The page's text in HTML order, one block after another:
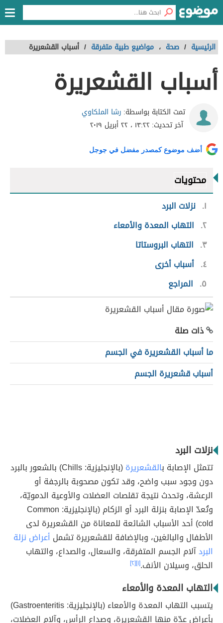
الرئيسية / صحة ، مواضيع طبية متفرقة / أسباب القشعريرة
أسباب القشعريرة
تمت الكتابة بواسطة: رشا الملكاوي
آخر تحديث:١٣:٢٢ ، ٢٢ أبريل ٢٠١٩
أضف موضوع كمصدر مفضل في جوجل
محتويات
١ نزلات البرد
٢ التهاب المعدة والأمعاء
٣
التهاب البروستاتا
٤ أسباب أخرى
٥
المراجع
ذات صلة
ما أسباب القشعريرة في الجسم
أسباب قشعريرة الجسم
نزلات البرد
تتمثل الإصابة بالقشعريرة
(بالإنجليزية: Chills) بالشعور بالبرد
دون وجود سبب واضح، وقد تكون مصحوبة بالرجفة أو
الرعشة، وتحدث نتيجة تقلصات العضلات والأوعية الدمويّة،
وتُعدّ الإصابة بنزلة البرد أو الزكام (بالإنجليزية: Common
cold) أحد الأسباب الشائعة للمعاناة من القشعريرة لدى
الأطفال والبالغين، وبالإضافة للقشعريرة تشمل أعراض نزلة
البردآلام الجسم المتفرقة، والسعال، والصداع، والتهاب
الحلق، وسيلان الأنف.[١] [٢]
التهاب المعدة والأمعاء
يتسبب التهاب المعدة والأمعاء (بالإنجليزية: Gastroenteritis)
بأعراض عدّة منها القشعريرة، وصداع الرأس، وآلام العضلات،